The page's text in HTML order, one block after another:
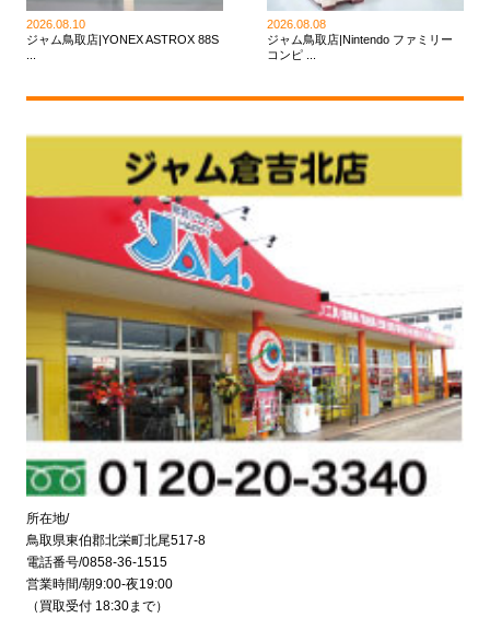
2026.08.10
ジャム鳥取店|YONEX ASTROX 88S
2026.08.08
ジャム鳥取店|Nintendo ファミリー
コンピ ...
所在地/
鳥取県東伯郡北栄町北尾517-8
電話番号/0858-36-1515
営業時間/朝9:00-夜19:00
（買取受付 18:30まで）